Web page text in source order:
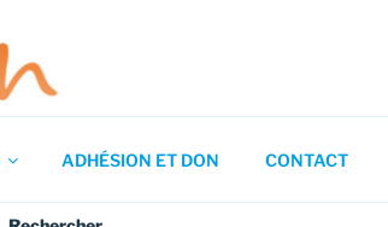
ADHÉSION ET DON CONTACT